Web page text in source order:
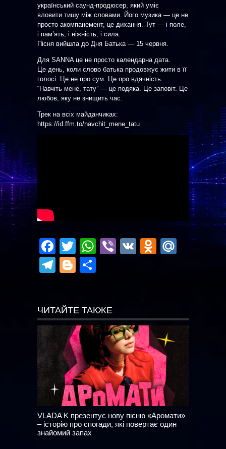
український саунд-продюсер, який уміє
вловити тишу між словами. Його музика — це не
просто акомпанемент, це дихання. Тут — і поле,
і пам’ять, і ніжність, і сила.
Пісня вийшла до Дня Батька — 15 червня.
Для SANNA це не просто календарна дата.
Це день, коли слово батька продовжує жити в її
голосі. Це не про сум. Це про вдячність.
“Навчіть мене, тату” — це подяка. Це заповіт. Це
любов, яку не знищить час.
Трек на всіх майданчиках:
https://id.ffm.to/navchit_mene_tatu
Facebook
TwitterWhatsApp
Viber
VK
Telegram
Blogger
ЧИТАЙТЕ ТАКЖЕ
VLADA K презентує нову пісню «Аромати»
– історію про спогади, які повертає один
знайомий запах